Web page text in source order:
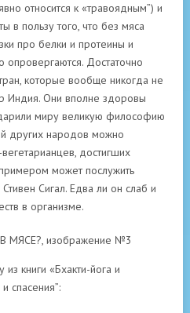
относится к «травоядным”) и
в пользу того, что без мяса
про белки и протеины и
опровергаются. Достаточно
которые вообще никогда не
Индия. Они вполне здоровы
миру великую философию
других народов можно
достигших
может послужить
Сигал. Едва ли он слаб и
в организме.
книги «Бхакти-йога и
спасения”: